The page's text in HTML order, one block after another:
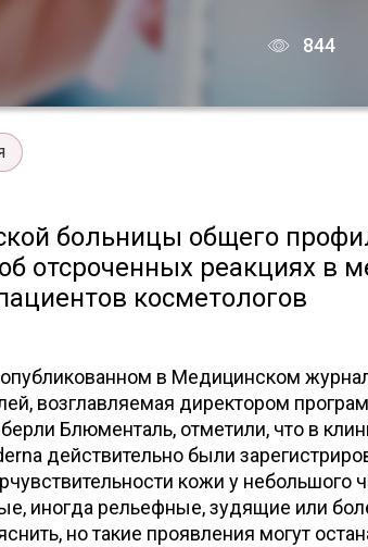
844
больницы общего
отсроченных реакциях в
косметологов
в Медицинском
возглавляемая директором
Блюменталь, отметили, что в
действительно были
кожи у небольшого
иногда рельефные, зудящие или
но такие проявления могут